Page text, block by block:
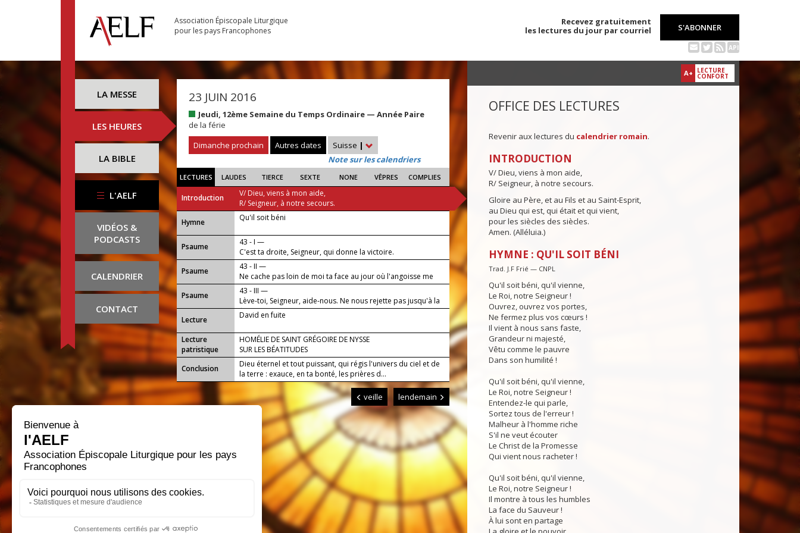
Association Épiscopale Liturgique
pour les pays Francophones
Recevez gratuitement
les lectures du jour par courriel
S'ABONNER
API
LA MESSE
LES HEURES
LA BIBLE
L'AELF
VIDÉOS &
PODCASTS
CALENDRIER
CONTACT
23 JUIN 2016
Jeudi, 12ème Semaine du Temps Ordinaire — Année Paire
de la férie
Dimanche prochain
Autres dates Suisse |
Note sur les calendriers
LECTURES LAUDES TIERCE SEXTE NONE VÊPRES COMPLIES
Introduction
V/ Dieu, viens à mon aide,
R/ Seigneur, à notre secours.
...
Hymne Qu'il soit béni
Psaume
43 - I —
C'est ta droite, Seigneur, qui donne la victoire.
Psaume
43 - II —
Ne cache pas loin de moi ta face au jour où l'angoisse me
tient.
Psaume
43 - III —
Lève-toi, Seigneur, aide-nous. Ne nous rejette pas jusqu'à la
fin.
Lecture
David en fuite
Lecture
patristique
HOMÉLIE DE SAINT GRÉGOIRE DE NYSSE
SUR LES BÉATITUDES
Conclusion
Dieu éternel et tout puissant, qui régis l'univers du ciel et de
la terre : exauce, en ta bonté, les prières d...
veille lendemain
A+ LECTURE
CONFORT
OFFICE DES LECTURES
Revenir aux lectures du calendrier romain.
INTRODUCTION
V/ Dieu, viens à mon aide,
R/ Seigneur, à notre secours.
Gloire au Père, et au Fils et au Saint-Esprit,
au Dieu qui est, qui était et qui vient,
pour les siècles des siècles.
Amen. (Alléluia.)
HYMNE : QU'IL SOIT BÉNI
Trad. J.F Frié — CNPL
Qu'il soit béni, qu'il vienne,
Le Roi, notre Seigneur !
Ouvrez, ouvrez vos portes,
Ne fermez plus vos cœurs !
Il vient à nous sans faste,
Grandeur ni majesté,
Vêtu comme le pauvre
Dans son humilité !
Qu'il soit béni, qu'il vienne,
Le Roi, notre Seigneur !
Entendez-le qui parle,
Sortez tous de l'erreur !
Malheur à l'homme riche
S'il ne veut écouter
Le Christ de la Promesse
Qui vient nous racheter !
Qu'il soit béni, qu'il vienne,
Le Roi, notre Seigneur !
Il montre à tous les humbles
La face du Sauveur !
À lui sont en partage